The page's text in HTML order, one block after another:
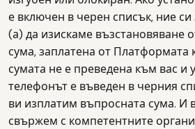
е включен в черен списък, ние
(а) да изискаме възстановяване
сума, заплатена от Платформата
сумата не е преведена към вас и
телефонът е въведен в черния
ви изплатим въпросната сума. И
свържем с компетентните